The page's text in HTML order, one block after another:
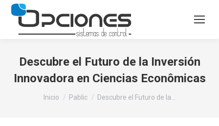
Descubre el Futuro de la Inversión
Innovadora en Ciencias Econômicas
Estás aquí:
Inicio Pablic Descubre el Futuro de la…